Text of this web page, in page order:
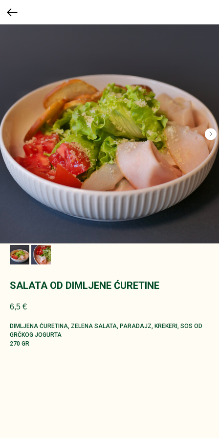
SALATA OD DIMLJENE ĆURETINE
6,5 €
DIMLJENA ĆURETINA, ZELENA SALATA, PARADAJZ, KREKERI, SOS OD
GRČKOG JOGURTA
270 GR